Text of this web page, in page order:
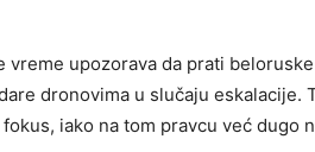
vreme upozorava da prati
dronovima u slučaju eskalacije.
iako na tom pravcu već dugo